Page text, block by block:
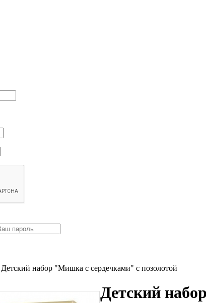
Детский набор "Мишка с сердечками" с позолотой
Детский